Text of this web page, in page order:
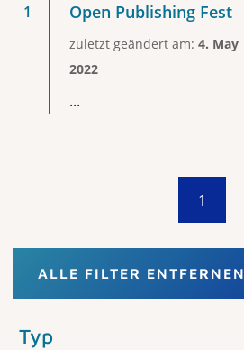
Open Publishing Fest
zuletzt geändert am: 4. May
2022
...
1
ALLE FILTER ENTFERNEN
Typ